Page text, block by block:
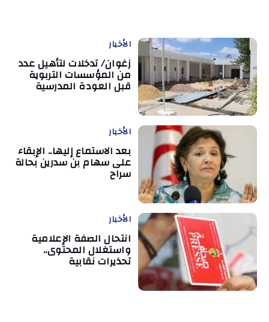
الأخبار
زغوان/ تدخلات لتأهيل عدد
من المؤسسات التربوية
قبل العودة المدرسية
الأخبار
بعد الاستماع إليها.. الإبقاء
على سهام بن سدرين بحالة
سراح
الأخبار
انتحال الصفة الإعلامية
واستغلال المحتوى..
تحذيرات نقابية